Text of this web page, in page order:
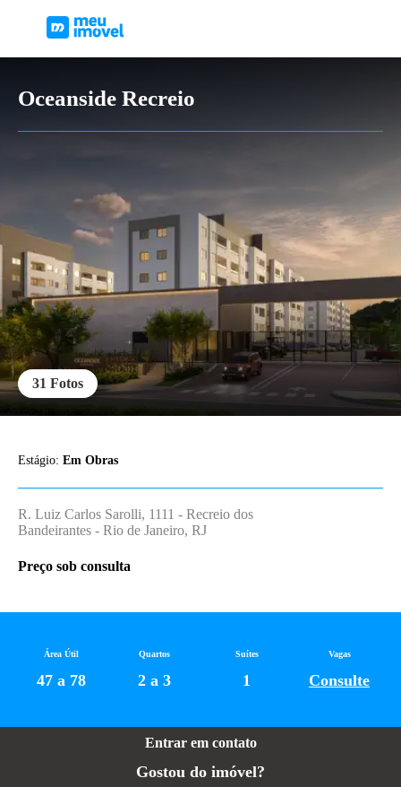
Oceanside Recreio
31 Fotos
Entrar em contato
Gostou do imóvel?
Área Útil
47 a 78
Quartos
2 a 3
Suítes
1
Vagas
Consulte
Estágio: Em Obras
R. Luiz Carlos Sarolli, 1111 - Recreio dos
Bandeirantes - Rio de Janeiro, RJ
Preço sob consulta